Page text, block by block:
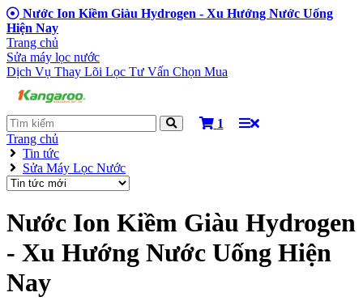
Nước Ion Kiềm Giàu Hydrogen - Xu Hướng Nước Uống
Hiện Nay
Trang chủ
Sửa máy lọc nước
Dịch Vụ Thay Lõi Lọc Tư Vấn Chọn Mua
1
Trang chủ
Tin tức
Sửa Máy Lọc Nước
Nước Ion Kiềm Giàu Hydrogen
- Xu Hướng Nước Uống Hiện
Nay